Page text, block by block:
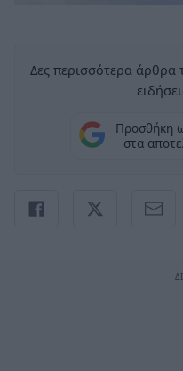
Δες περισσότερα άρθρα
Προσθήκη
στα